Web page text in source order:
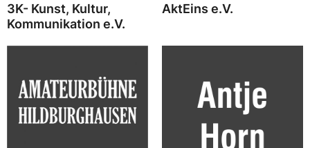
3K- Kunst, Kultur,
Kommunikation e.V.
AktEins e.V.